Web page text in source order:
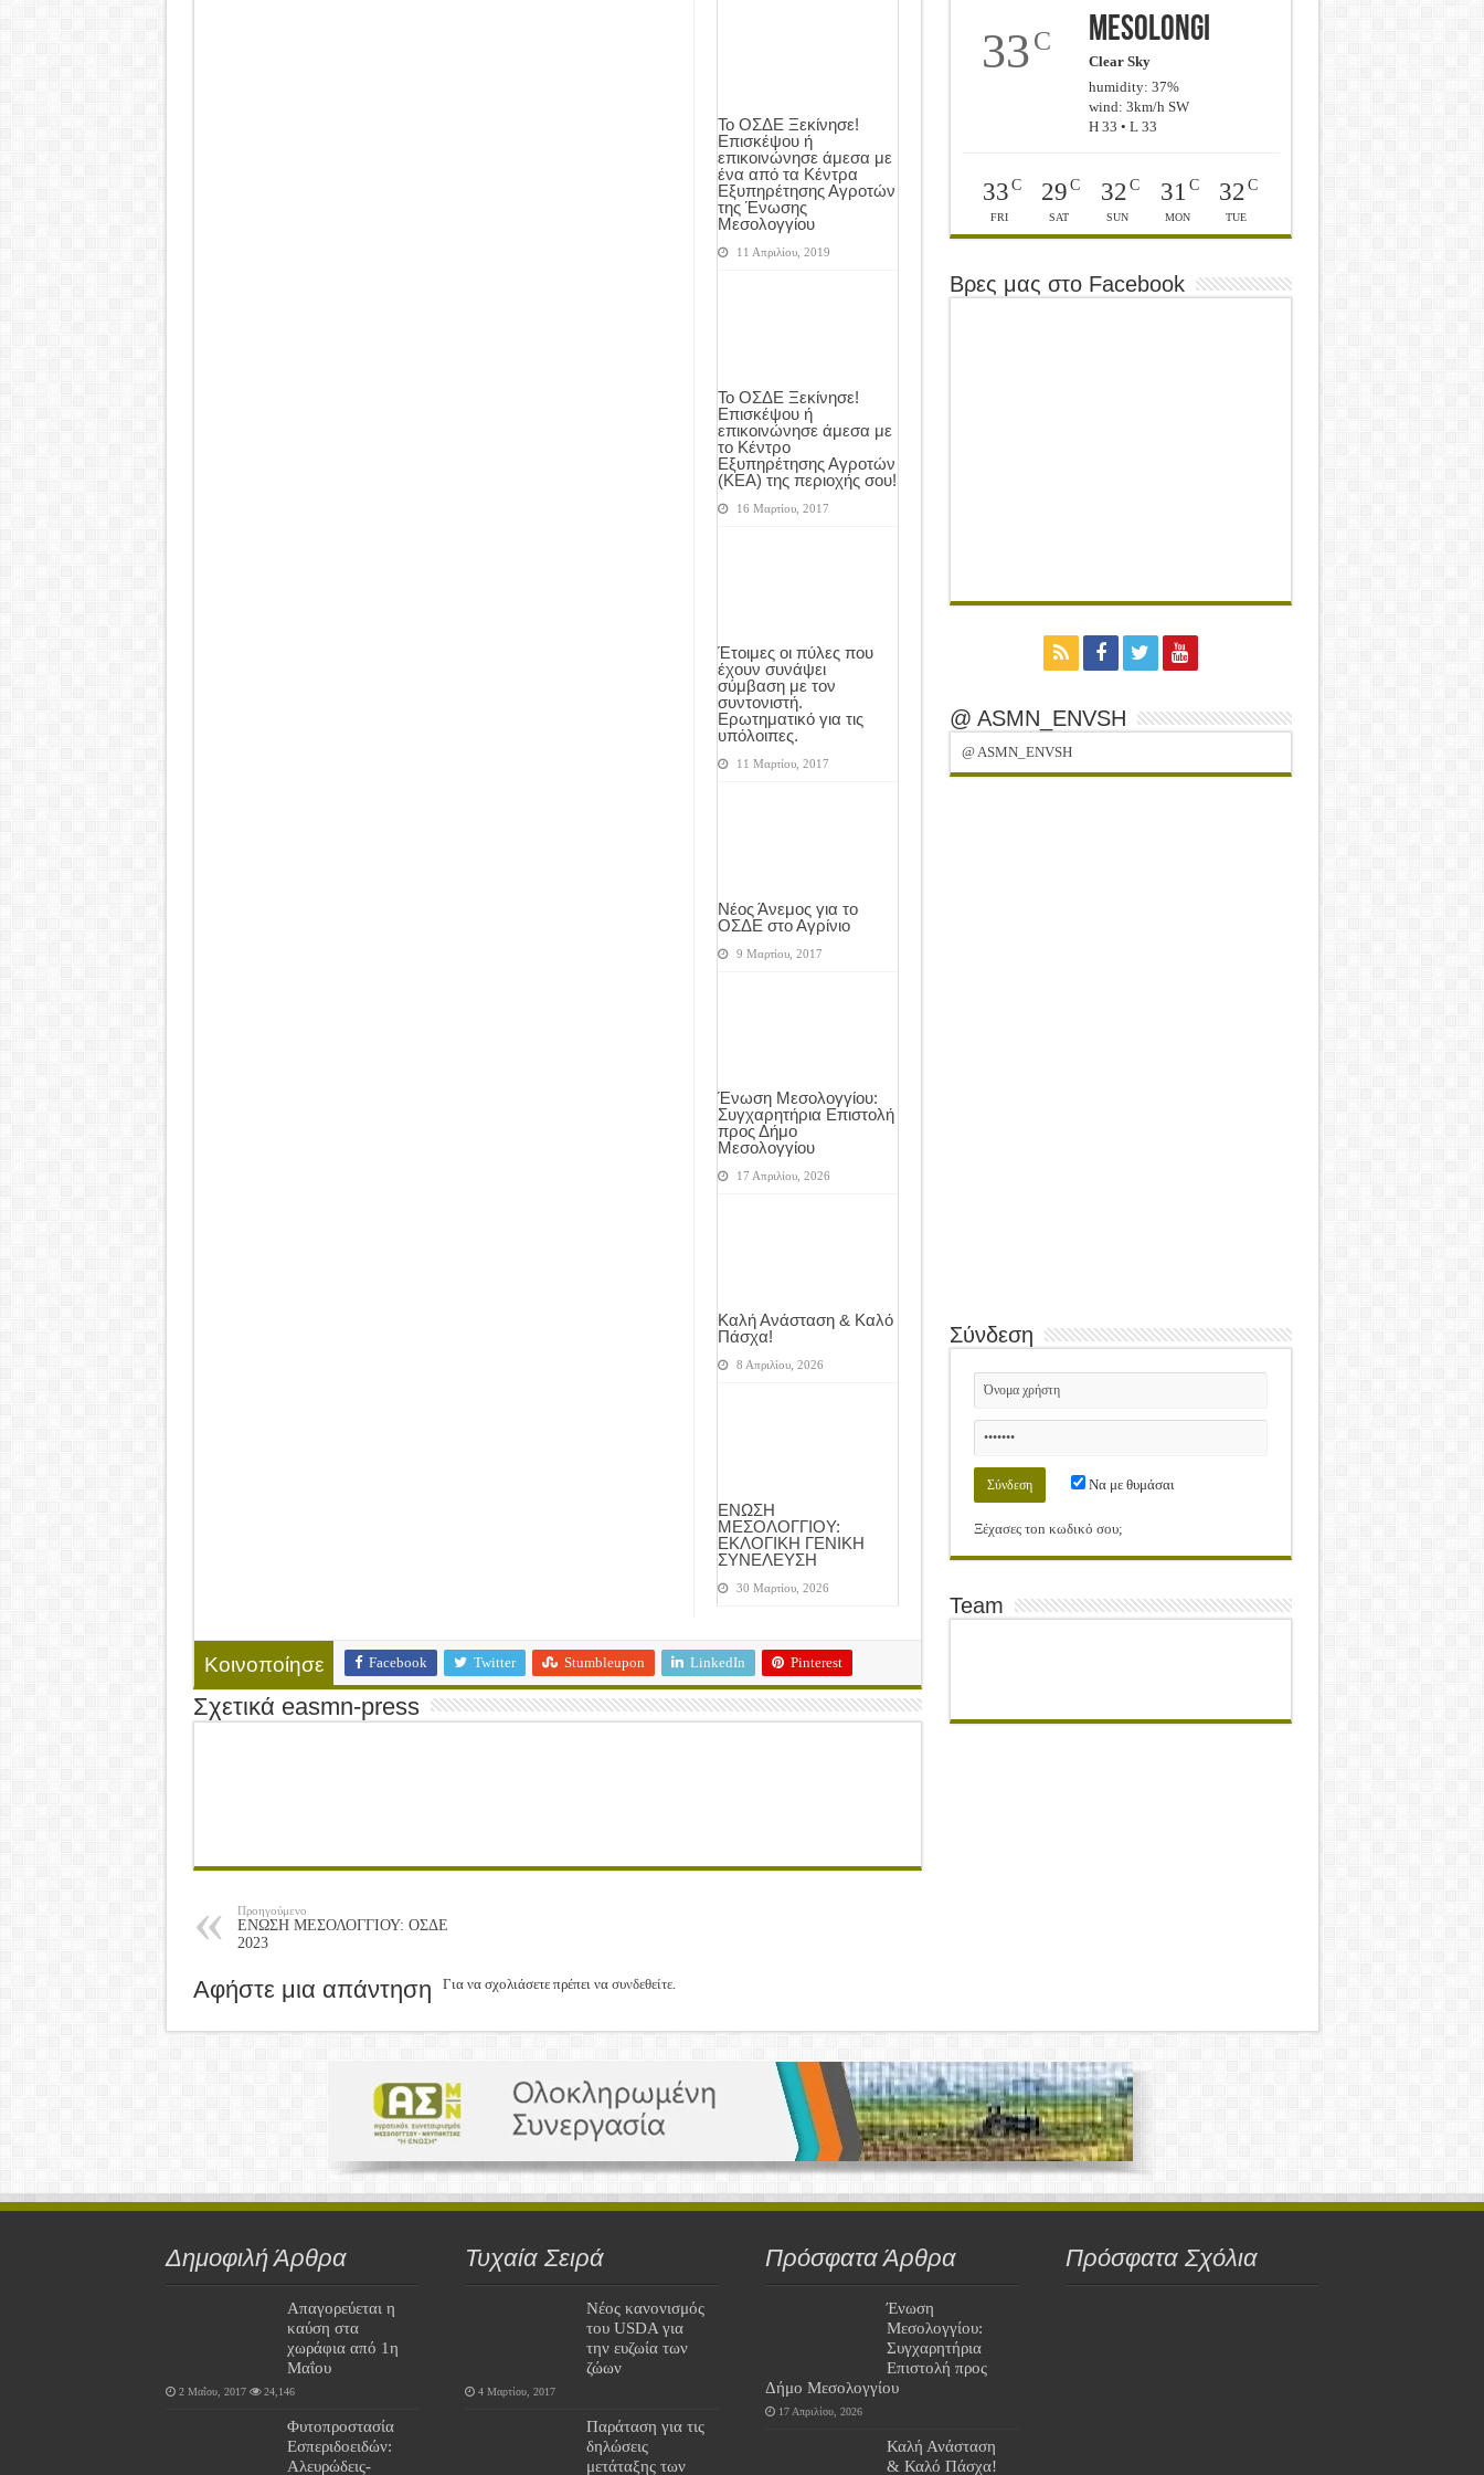
Το ΟΣΔΕ Ξεκίνησε!
Επισκέψου ή
επικοινώνησε άμεσα με
ένα από τα Κέντρα
Εξυπηρέτησης Αγροτών
της Ένωσης
Μεσολογγίου
11 Απριλίου, 2019
Το ΟΣΔΕ Ξεκίνησε!
Επισκέψου ή
επικοινώνησε άμεσα με
το Κέντρο
Εξυπηρέτησης Αγροτών
(ΚΕΑ) της περιοχής σου!
16 Μαρτίου, 2017
Έτοιμες οι πύλες που
έχουν συνάψει
σύμβαση με τον
συντονιστή.
Ερωτηματικό για τις
υπόλοιπες.
11 Μαρτίου, 2017
Νέος Άνεμος για το
ΟΣΔΕ στο Αγρίνιο
9 Μαρτίου, 2017
Ένωση Μεσολογγίου:
Συγχαρητήρια Επιστολή
προς Δήμο
Μεσολογγίου
17 Απριλίου, 2026
Καλή Ανάσταση & Καλό
Πάσχα!
8 Απριλίου, 2026
ΕΝΩΣΗ
ΜΕΣΟΛΟΓΓΙΟΥ:
ΕΚΛΟΓΙΚΗ ΓΕΝΙΚΗ
ΣΥΝΕΛΕΥΣΗ
30 Μαρτίου, 2026
Κοινοποίησε Facebook Twitter Stumbleupon LinkedIn Pinterest
Σχετικά easmn-press
Προηγούμενο
ΕΝΩΣΗ ΜΕΣΟΛΟΓΓΙΟΥ: ΟΣΔΕ
2023
Αφήστε μια απάντηση Για να σχολιάσετε πρέπει να συνδεθείτε.
33C Mesolongi
Clear Sky
humidity: 37%
wind: 3km/h SW
H 33 • L 33
33C
FRI
29 C
SAT
32C
SUN
31 C
MON
32C
TUE
Βρες μας στο Facebook
@ ASMN_ENVSH
@ ASMN_ENVSH
Σύνδεση
Να με θυμάσαι
Ξέχασες τοn κωδικό σου;
Team
Δημοφιλή Άρθρα
Απαγορεύεται η
καύση στα
χωράφια από 1η
Μαΐου
2 Μαΐου, 2017 24,146
Φυτοπροστασία
Εσπεριδοειδών:
Αλευρώδεις-
Τυχαία Σειρά
Νέος κανονισμός
του USDA για
την ευζωία των
ζώων
4 Μαρτίου, 2017
Παράταση για τις
δηλώσεις
μετάταξης των
Πρόσφατα Άρθρα
Ένωση
Μεσολογγίου:
Συγχαρητήρια
Επιστολή προς
Δήμο Μεσολογγίου
17 Απριλίου, 2026
Καλή Ανάσταση
& Καλό Πάσχα!
Πρόσφατα Σχόλια